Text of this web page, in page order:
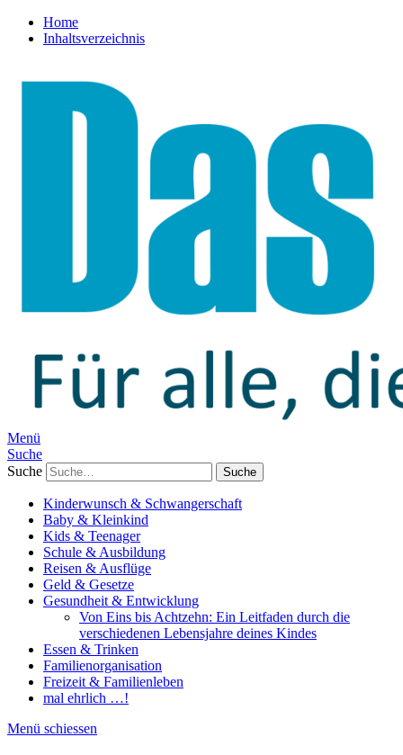
Home
Inhaltsverzeichnis
Menü
Suche
Suche
Kinderwunsch & Schwangerschaft
Baby & Kleinkind
Kids & Teenager
Schule & Ausbildung
Reisen & Ausflüge
Geld & Gesetze
Gesundheit & Entwicklung
Von Eins bis Achtzehn: Ein Leitfaden durch die
verschiedenen Lebensjahre deines Kindes
Essen & Trinken
Familienorganisation
Freizeit & Familienleben
mal ehrlich …!
Menü schiessen